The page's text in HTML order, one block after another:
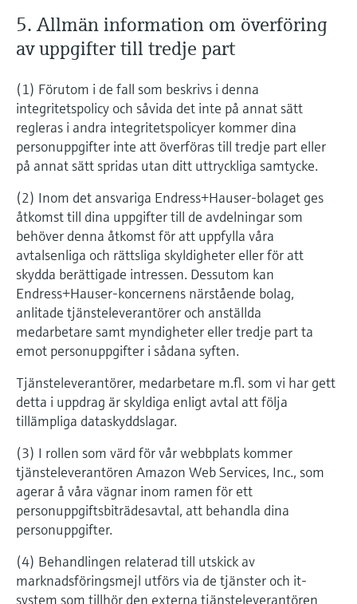
5. Allmän information om överföring
av uppgifter till tredje part
(1) Förutom i de fall som beskrivs i denna
integritetspolicy och såvida det inte på annat sätt
regleras i andra integritetspolicyer kommer dina
personuppgifter inte att överföras till tredje part eller
på annat sätt spridas utan ditt uttryckliga samtycke.
(2) Inom det ansvariga Endress+Hauser-bolaget ges
åtkomst till dina uppgifter till de avdelningar som
behöver denna åtkomst för att uppfylla våra
avtalsenliga och rättsliga skyldigheter eller för att
skydda berättigade intressen. Dessutom kan
Endress+Hauser-koncernens närstående bolag,
anlitade tjänsteleverantörer och anställda
medarbetare samt myndigheter eller tredje part ta
emot personuppgifter i sådana syften.
Tjänsteleverantörer, medarbetare m.fl. som vi har gett
detta i uppdrag är skyldiga enligt avtal att följa
tillämpliga dataskyddslagar.
(3) I rollen som värd för vår webbplats kommer
tjänsteleverantören Amazon Web Services, Inc., som
agerar å våra vägnar inom ramen för ett
personuppgiftsbiträdesavtal, att behandla dina
personuppgifter.
(4) Behandlingen relaterad till utskick av
marknadsföringsmejl utförs via de tjänster och it-
system som tillhör den externa tjänsteleverantören